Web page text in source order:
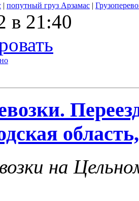
| попутный груз Арзамас |
в 21:40
на